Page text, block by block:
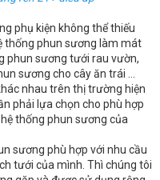
phụ kiện không thể thiếu
thống phun sương làm mát
phun sương tưới rau vườn,
sương cho cây ăn trái …
nhau trên thị trường hiện
phải lựa chọn cho phù hợp
thống phun sương của
sương phù hợp với nhu cầu
tưới của mình. Thì chúng tôi